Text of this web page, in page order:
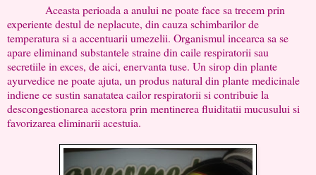
Aceasta perioada a anului ne poate face sa trecem prin
experiente destul de neplacute, din cauza schimbarilor de
temperatura si a accentuarii umezelii. Organismul incearca sa se
apare eliminand substantele straine din caile respiratorii sau
secretiile in exces, de aici, enervanta tuse. Un sirop din plante
ayurvedice ne poate ajuta, un produs natural din plante medicinale
indiene ce sustin sanatatea cailor respiratorii si contribuie la
descongestionarea acestora prin mentinerea fluiditatii mucusului si
favorizarea eliminarii acestuia.